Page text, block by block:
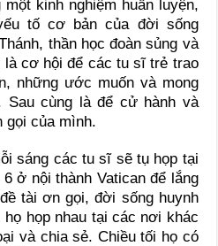
kinh nghiệm huấn luyện,
tố cơ bản của đời sống
thần học đoàn sủng và
cơ hội để các tu sĩ trẻ trao
những ước muốn và mong
Sau cùng là để cử hành và
gọi của mình.
sáng các tu sĩ sẽ tụ họp tại
ở nội thành Vatican để lắng
tài ơn gọi, đời sống huynh
họp nhau tại các nơi khác
và chia sẻ. Chiều tối họ có